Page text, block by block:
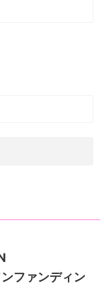
付けさせてもらい
を示しながらもス
を持って判断する
られました。フォ
早く対応いただけ
とも実感していま
ファンディン